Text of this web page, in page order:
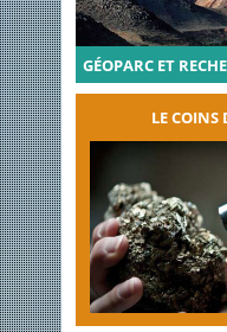
GÉOPARC ET
LE COINS